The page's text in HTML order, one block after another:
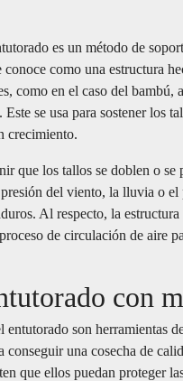
es un método de
conoce como una estructura
como en el caso del bambú,
Este se usa para sostener los
crecimiento.
que los tallos se doblen o se
del viento, la lluvia o el
Al respecto, la
de circulación de aire
con
entutorado son herramientas
conseguir una cosecha de
que ellos puedan proteger